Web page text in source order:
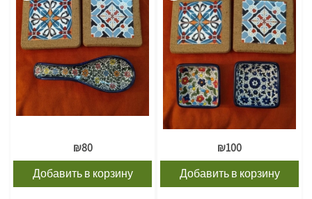
₪80
Добавить в корзину
₪100
Добавить в корзину